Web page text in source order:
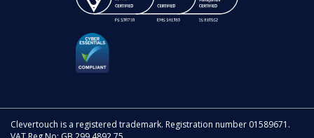
Clevertouch is a registered trademark. Registration number 01589671.